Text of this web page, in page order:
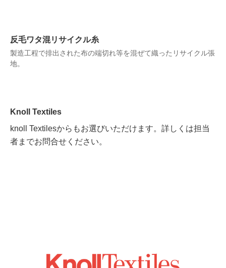
反毛ワタ混リサイクル糸
製造工程で排出された布の端切れ等を混ぜて織ったリサイクル張
地。
Knoll Textiles
knoll Textilesからもお選びいただけます。詳しくは担当
者までお問合せください。